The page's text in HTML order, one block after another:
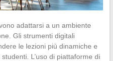
adattarsi a un ambiente
Gli strumenti digitali
le lezioni più dinamiche e
L’uso di piattaforme di